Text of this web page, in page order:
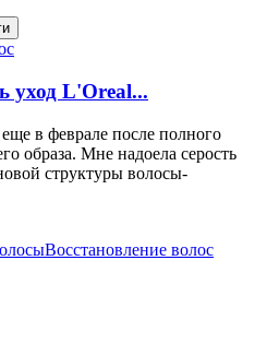
уход L'Oreal...
в феврале после полного
образа. Мне надоела серость
структуры волосы-
Восстановление волос